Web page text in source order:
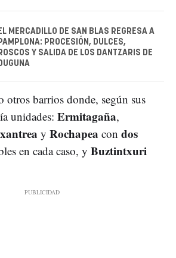
EL MERCADILLO DE SAN BLAS REGRESA A
PAMPLONA: PROCESIÓN, DULCES,
ROSCOS Y SALIDA DE LOS DANTZARIS DE
DUGUNA
otros barrios donde, según sus
unidades: Ermitagaña,
y Rochapea con dos
en cada caso, y Buztintxuri